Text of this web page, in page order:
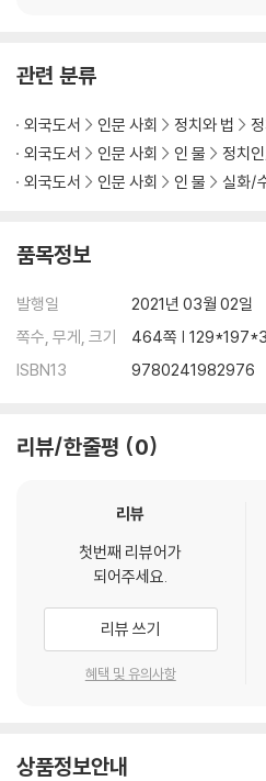
Warm, wise, and revelatory,
eckoning of a woman of soul
defied expectations -- and
same.
관련 분류
외국도서 인문 사회 정치와 법
외국도서
인문 사회 인 물
정치
외국도서
인문 사회 인 물 실화/
품목정보
발행일
2021년 03월 02일
쪽수, 무게, 크기
464쪽 |
ISBN13
9780241982976
리뷰/한줄평 0
리뷰
첫번째 리뷰어가
되어주세요.
리뷰 쓰기
혜택 및 유의사항
상품정보안내